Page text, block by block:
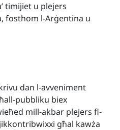
timijiet u plejers
fosthom l-Arġentina u
dan l-avveniment
pubbliku biex
mill-akbar plejers fl-
għal kawża